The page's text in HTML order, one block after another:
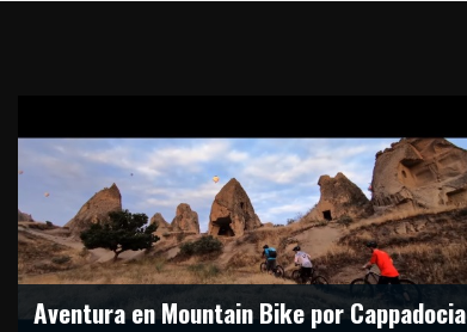
Aventura en Mountain Bike por Cappadocia